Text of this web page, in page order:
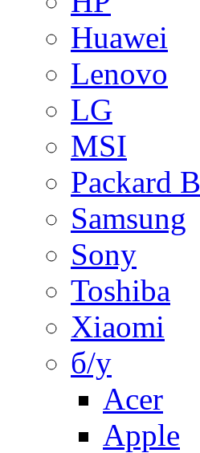
Huawei
Lenovo
LG
MSI
Packard
Samsung
Sony
Toshiba
Xiaomi
б/у
Acer
Apple